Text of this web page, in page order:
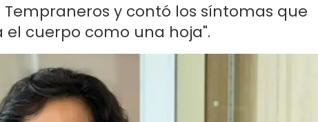
Tempraneros y contó los síntomas que
cuerpo como una hoja".